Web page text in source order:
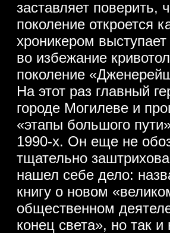
заставляет поверить,
поколение откроется
хроникером
во избежание
поколение
На этот раз главный
городе Могилеве и
«этапы большого
1990-х. Он еще не
тщательно
нашел себе дело:
книгу о новом
общественном
конец света», но так